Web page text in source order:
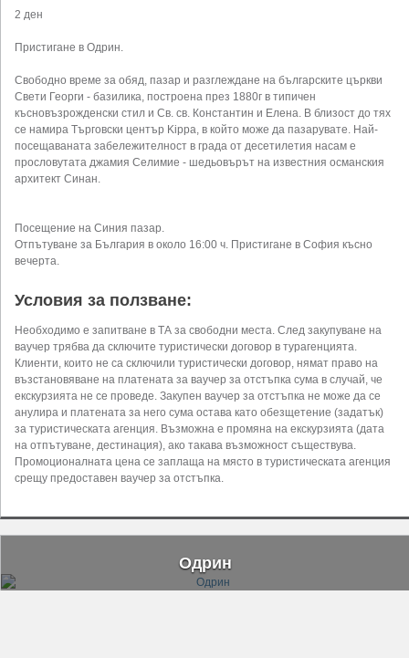
2 ден
Пристигане в Одрин.
Свободно време за обяд, пазар и разглеждане на българските църкви
Свети Георги - базилика, построена през 1880г в типичен
късновъзрожденски стил и Св. св. Константин и Елена. В близост до тях
се намира Търговски център Kippa, в който може да пазарувате. Най-
посещаваната забележителност в града от десетилетия насам е
прословутата джамия Селимие - шедьовърът на известния османския
архитект Синан.
Посещение на Синия пазар.
Отпътуване за България в около 16:00 ч. Пристигане в София късно
вечерта.
Условия за ползване:
Необходимо е запитване в ТА за свободни места. След закупуване на
ваучер трябва да сключите туристически договор в турагенцията.
Клиенти, които не са сключили туристически договор, нямат право на
възстановяване на платената за ваучер за отстъпка сума в случай, че
екскурзията не се проведе. Закупен ваучер за отстъпка не може да се
анулира и платената за него сума остава като обезщетение (задатък)
за туристическата агенция. Възможна е промяна на екскурзията (дата
на отпътуване, дестинация), ако такава възможност съществува.
Промоционалната цена се заплаща на място в туристическата агенция
срещу предоставен ваучер за отстъпка.
Одрин